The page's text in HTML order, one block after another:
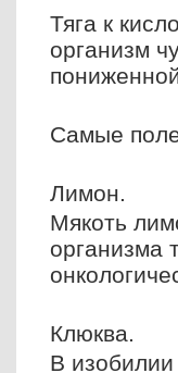
Тяга к
организм
Самые
Лимон.
Мякоть
организма
Клюква.
В